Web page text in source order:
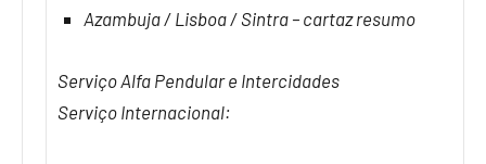
Azambuja / Lisboa / Sintra – cartaz resumo
Serviço Alfa Pendular e Intercidades
Serviço Internacional: